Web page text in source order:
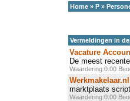
Home » P »
Vermeldingen in
Vacature
De meest
Waardering:0.00
Werkmakelaar.nl
marktplaats script
Waardering:0.00